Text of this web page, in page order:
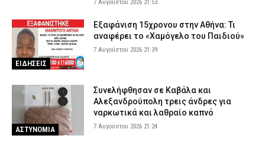
7 Αυγούστου 2026 21:53
ΕΙΔΗΣΕΙΣ
Εξαφάνιση 15χρονου στην Αθήνα: Τι
αναφέρει το «Χαμόγελο του Παιδιού»
7 Αυγούστου 2026 21:39
ΑΣΤΥΝΟΜΙΑ
Συνελήφθησαν σε Καβάλα και
Αλεξανδρούπολη τρεις άνδρες για
ναρκωτικά και λαθραίο καπνό
7 Αυγούστου 2026 21:24